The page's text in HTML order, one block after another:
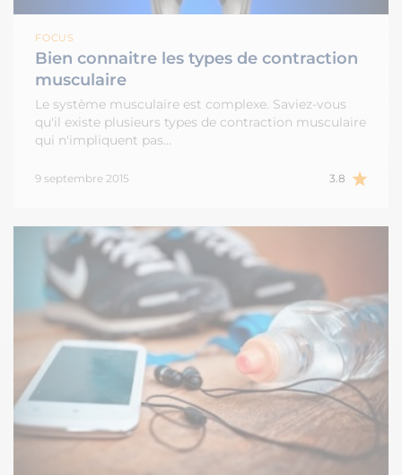
FOCUS
Bien connaitre les types de contraction
musculaire
Le système musculaire est complexe. Saviez-vous
qu'il existe plusieurs types de contraction musculaire
qui n'impliquent pas…
9 septembre 2015 3.8